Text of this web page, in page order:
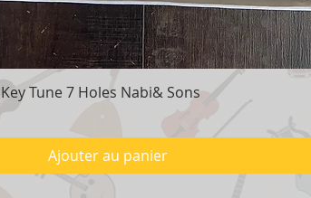
Aperçu rapide
Tune 7 Holes Nabi& Sons
Ajouter au panier